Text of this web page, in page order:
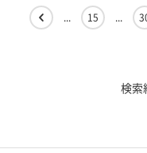
... 15 ...
検索